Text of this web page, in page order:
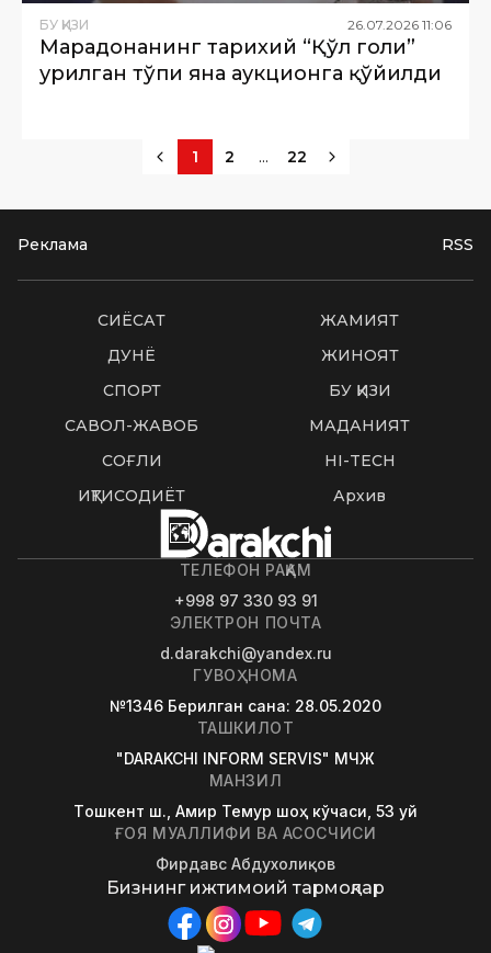
БУ ҚИЗИҚ 26.07.2026 11:06
Марадонанинг тарихий “Қўл голи”
урилган тўпи яна аукционга қўйилди
1 2 ... 22
Реклама RSS
СИËСАТ
ЖАМИЯТ
ДУНË
ЖИНОЯТ
СПОРТ
БУ ҚИЗИҚ
САВОЛ-ЖАВОБ
МАДАНИЯТ
СОҒЛИҚ
HI-TECH
ИҚТИСОДИЁТ
Архив
ТЕЛЕФОН РАҚАМ
+998 97 330 93 91
ЭЛЕКТРОН ПОЧТА
d.darakchi@yandex.ru
ГУВОҲНОМА
№1346 Берилган сана: 28.05.2020
ТАШКИЛОТ
"DARAKCHI INFORM SERVIS" МЧЖ
МАНЗИЛ
Tошкент ш., Амир Темур шоҳ кўчаси, 53 уй
ҒОЯ МУАЛЛИФИ ВА АСОСЧИСИ
Фирдавс Абдухолиқов
Бизнинг ижтимоий тармоқлар